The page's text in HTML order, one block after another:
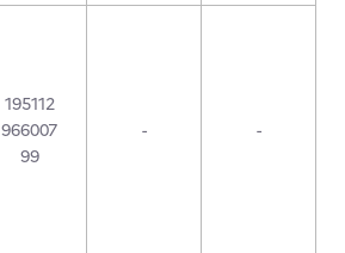
195112
966007
99
- -